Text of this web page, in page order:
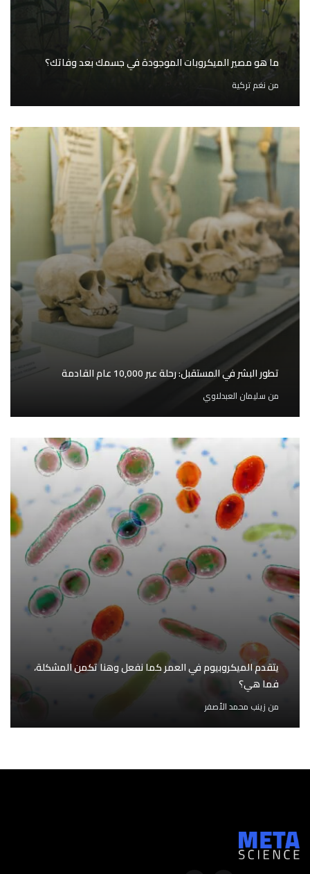
ما هو مصير الميكروبات الموجودة في جسمك بعد وفاتك؟
من نغم تركية
تطور البشر في المستقبل: رحلة عبر 10,000 عام القادمة
من سليمان العبدلاوي
يتقدم الميكروبيوم في العمر كما نفعل وهنا تكمن المشكلة،
فما هي؟
من زينب محمد الأصفر